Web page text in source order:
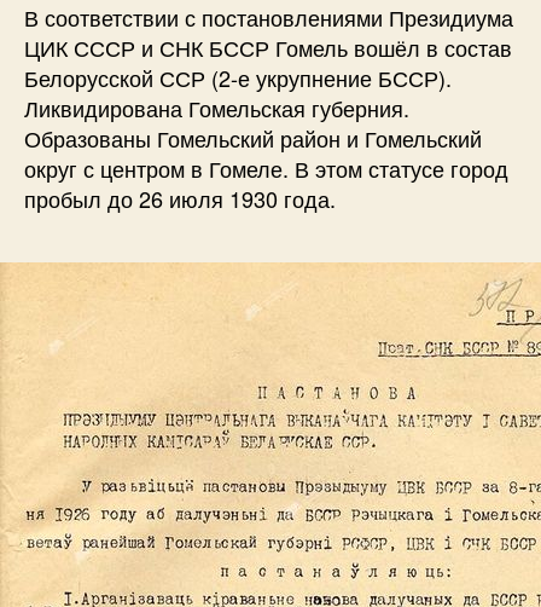
В соответствии с постановлениями Президиума
ЦИК СССР и СНК БССР Гомель вошёл в состав
Белорусской ССР (2-е укрупнение БССР).
Ликвидирована Гомельская губерния.
Образованы Гомельский район и Гомельский
округ с центром в Гомеле. В этом статусе город
пробыл до 26 июля 1930 года.